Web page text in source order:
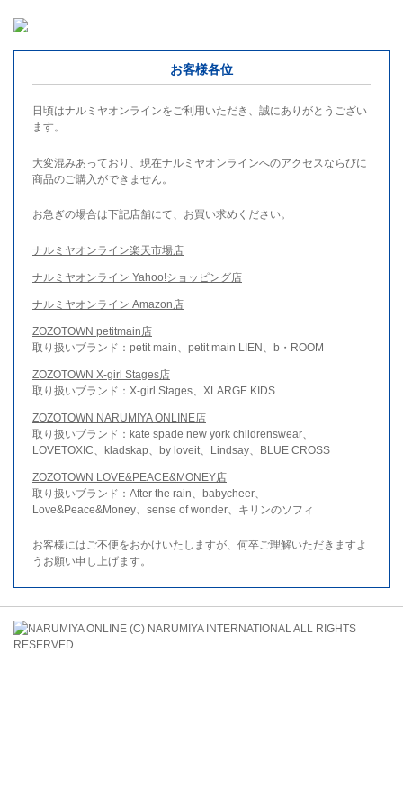
お客様各位
日頃はナルミヤオンラインをご利用いただき、誠にありがとうござい
ます。
大変混みあっており、現在ナルミヤオンラインへのアクセスならびに
商品のご購入ができません。
お急ぎの場合は下記店舗にて、お買い求めください。
ナルミヤオンライン楽天市場店
ナルミヤオンライン Yahoo!ショッピング店
ナルミヤオンライン Amazon店
ZOZOTOWN petitmain店
取り扱いブランド：petit main、petit main LIEN、b・ROOM
ZOZOTOWN X-girl Stages店
取り扱いブランド：X-girl Stages、XLARGE KIDS
ZOZOTOWN NARUMIYA ONLINE店
取り扱いブランド：kate spade new york childrenswear、
LOVETOXIC、kladskap、by loveit、Lindsay、BLUE CROSS
ZOZOTOWN LOVE&PEACE&MONEY店
取り扱いブランド：After the rain、babycheer、
Love&Peace&Money、sense of wonder、キリンのソフィ
お客様にはご不便をおかけいたしますが、何卒ご理解いただきますよ
うお願い申し上げます。